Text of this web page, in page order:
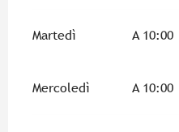
Martedì A 10:00
Mercoledì A 10:00